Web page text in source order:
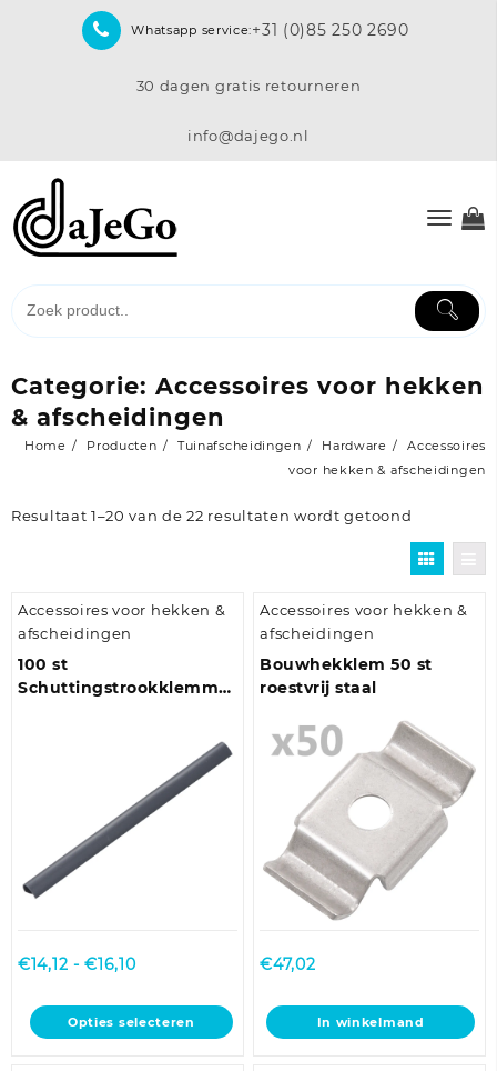
Whatsapp service:+31 (0)85 250 2690
30 dagen gratis retourneren
info@dajego.nl
Categorie: Accessoires voor hekken
& afscheidingen
Home Producten Tuinafscheidingen Hardware
Accessoires
voor hekken & afscheidingen
Resultaat 1–20 van de 22 resultaten wordt getoond
Accessoires voor hekken &
afscheidingen
100 st
Schuttingstrookklemmen
€14,12 - €16,10Prijsklasse:
tot
Opties selecteren
Dit
product
Accessoires voor hekken &
afscheidingen
Bouwhekklem 50 st
roestvrij staal
€47,02
In winkelmand